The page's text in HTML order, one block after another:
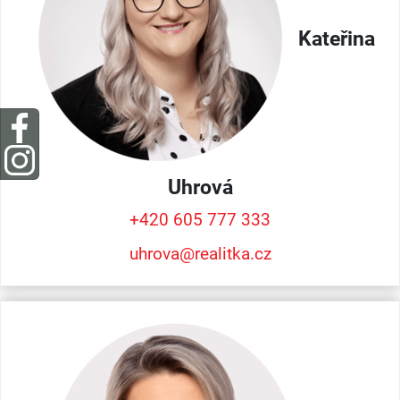
Kateřina
Uhrová
+420 605 777 333
uhrova@realitka.cz